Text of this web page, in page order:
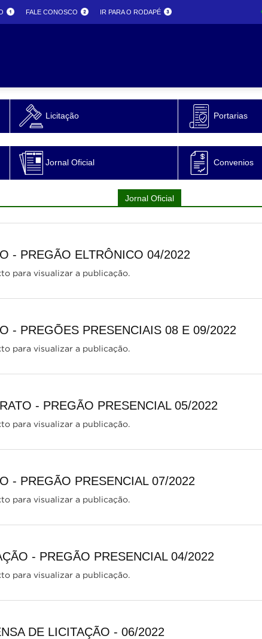
FALE CONOSCO IR PARA O RODAPÉ
Licitação Portarias
Jornal Oficial Convenios
Jornal Oficial
- PREGÃO ELTRÔNICO 04/2022
para visualizar a publicação.
- PREGÕES PRESENCIAIS 08 E 09/2022
para visualizar a publicação.
- PREGÃO PRESENCIAL 05/2022
para visualizar a publicação.
- PREGÃO PRESENCIAL 07/2022
para visualizar a publicação.
- PREGÃO PRESENCIAL 04/2022
para visualizar a publicação.
DE LICITAÇÃO - 06/2022